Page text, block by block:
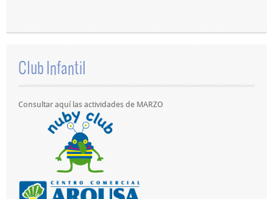
Club Infantil
Consultar aquí las actividades de MARZO